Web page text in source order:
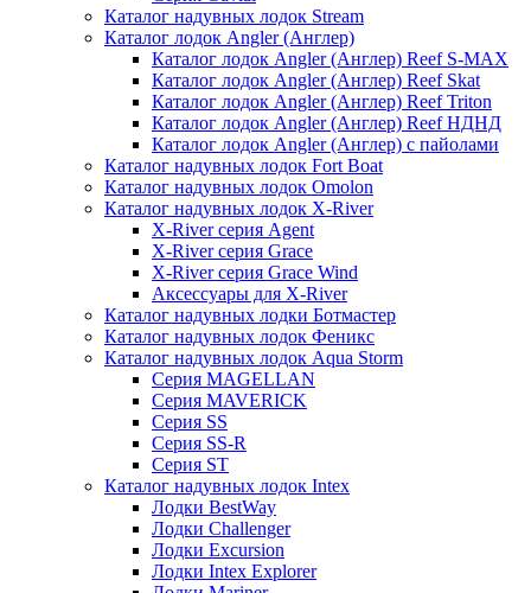
Каталог надувных лодок Stream
Каталог лодок Angler (Англер)
Каталог лодок Angler (Англер) Reef S-MAX
Каталог лодок Angler (Англер) Reef Skat
Каталог лодок Angler (Англер) Reef Triton
Каталог лодок Angler (Англер) Reef НДНД
Каталог лодок Angler (Англер) с пайолами
Каталог надувных лодок Fort Boat
Каталог надувных лодок Omolon
Каталог надувных лодок X-River
X-River серия Agent
X-River серия Grace
X-River серия Grace Wind
Аксессуары для X-River
Каталог надувных лодки Ботмастер
Каталог надувных лодок Феникc
Каталог надувных лодок Aqua Storm
Серия MAGELLAN
Серия MAVERICK
Серия SS
Серия SS-R
Серия ST
Каталог надувных лодок Intex
Лодки BestWay
Лодки Challenger
Лодки Excursion
Лодки Intex Explorer